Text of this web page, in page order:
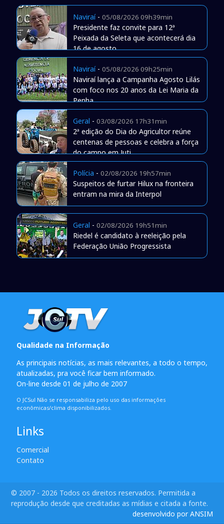
Naviraí- 05/08/2026 09h39min
Presidente faz convite para 12ª
Peixada da Seleta que acontecerá dia
16 de agosto
Naviraí- 05/08/2026 09h25min
Naviraí lança a Campanha Agosto Lilás
com foco nos 20 anos da Lei Maria da
Penha
Geral - 03/08/2026 17h31min
2ª edição do Dia do Agricultor reúne
centenas de pessoas e celebra a força
do campo em Juti
Polícia - 02/08/2026 19h57min
Suspeitos de furtar Hilux na fronteira
entram na mira da Interpol
Geral - 02/08/2026 19h51min
Riedel é candidato à reeleição pela
Federação União Progressista
Qualidade na Informação
As principais notícias, as mais relevantes, a todo o tempo,
atualizadas, pra você ficar bem informado.
On-line desde 01 de julho de 2007
O JCSul Não se responsabiliza pelo uso das informações
econômicas/clima disponibilizados.
Links
Comercial
Contato
© 2007 - 2026 Todos os direitos reservados. Permitida a
reprodução desde que creditadas as mídias e citada a fonte.
desenvolvido por ANSIM